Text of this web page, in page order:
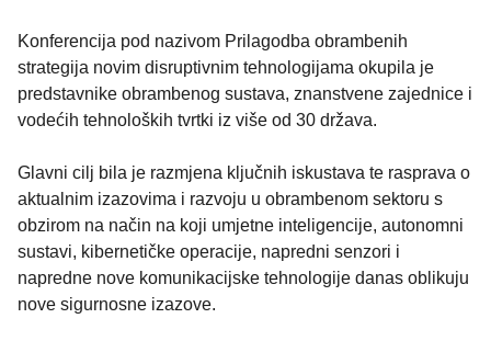
Konferencija pod nazivom Prilagodba obrambenih
strategija novim disruptivnim tehnologijama okupila je
predstavnike obrambenog sustava, znanstvene zajednice i
vodećih tehnoloških tvrtki iz više od 30 država.
Glavni cilj bila je razmjena ključnih iskustava te rasprava o
aktualnim izazovima i razvoju u obrambenom sektoru s
obzirom na način na koji umjetne inteligencije, autonomni
sustavi, kibernetičke operacije, napredni senzori i
napredne nove komunikacijske tehnologije danas oblikuju
nove sigurnosne izazove.